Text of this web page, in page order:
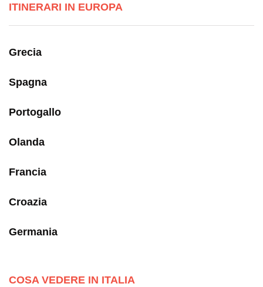
ITINERARI IN EUROPA
Grecia
Spagna
Portogallo
Olanda
Francia
Croazia
Germania
COSA VEDERE IN ITALIA